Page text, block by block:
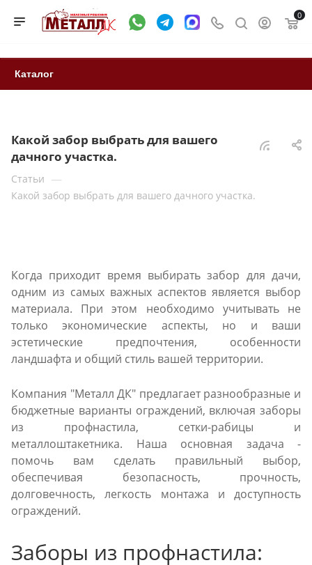
0
Каталог
Какой забор выбрать для вашего
дачного участка.
Статьи —
Какой забор выбрать для вашего дачного участка.
Когда приходит время выбирать забор для дачи,
одним из самых важных аспектов является выбор
материала. При этом необходимо учитывать не
только экономические аспекты, но и ваши
эстетические предпочтения, особенности
ландшафта и общий стиль вашей территории.
Компания "Металл ДК" предлагает разнообразные и
бюджетные варианты ограждений, включая заборы
из профнастила, сетки-рабицы и
металлоштакетника. Наша основная задача -
помочь вам сделать правильный выбор,
обеспечивая безопасность, прочность,
долговечность, легкость монтажа и доступность
ограждений.
Заборы из профнастила: